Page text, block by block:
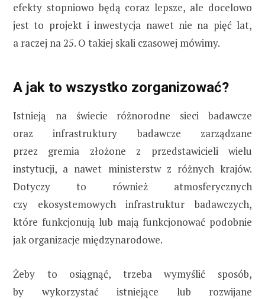
efekty stopniowo będą coraz lepsze, ale docelowo
jest to projekt i inwestycja nawet nie na pięć lat,
a raczej na 25. O takiej skali czasowej mówimy.
A jak to wszystko zorganizować?
Istnieją na świecie różnorodne sieci badawcze
oraz infrastruktury badawcze zarządzane
przez gremia złożone z przedstawicieli wielu
instytucji, a nawet ministerstw z różnych krajów.
Dotyczy to również atmosferycznych
czy ekosystemowych infrastruktur badawczych,
które funkcjonują lub mają funkcjonować podobnie
jak organizacje międzynarodowe.
Żeby to osiągnąć, trzeba wymyślić sposób,
by wykorzystać istniejące lub rozwijane